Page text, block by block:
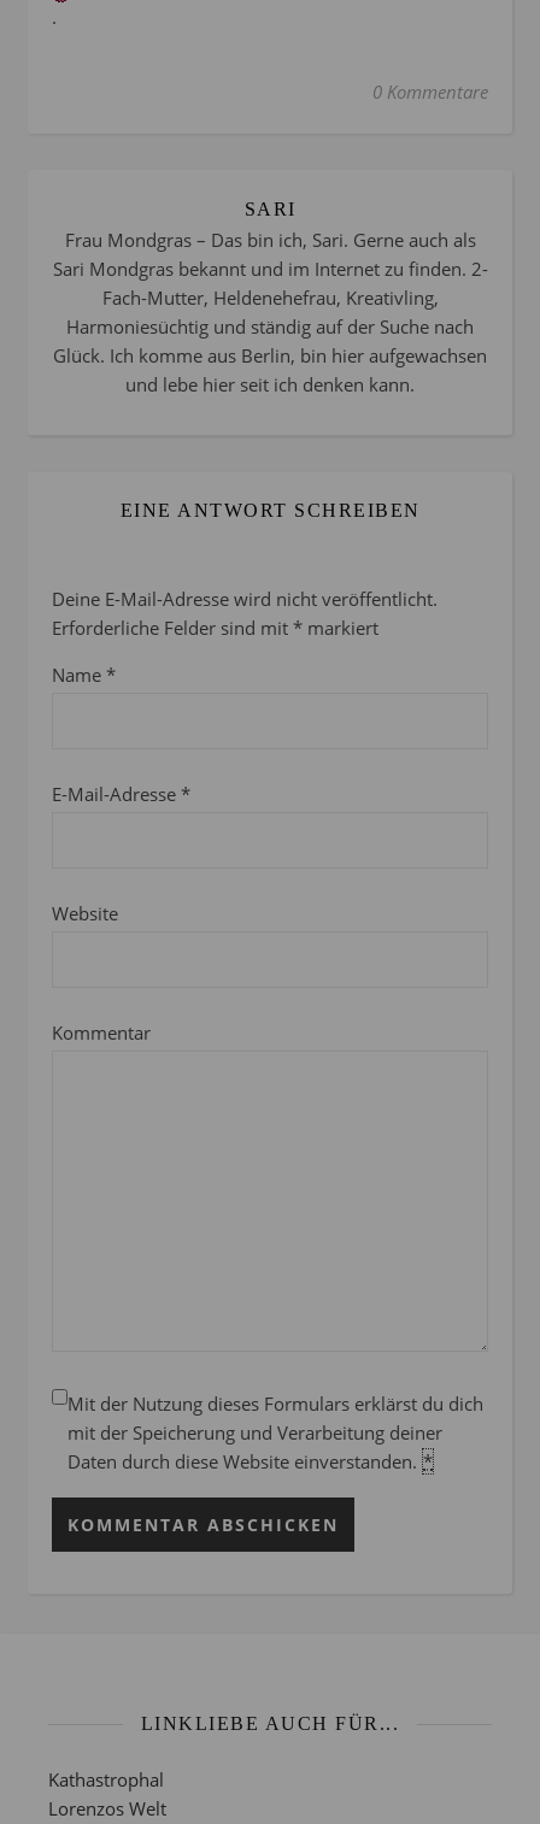
.
0 Kommentare
SARI
Frau Mondgras – Das bin ich, Sari. Gerne auch als
Sari Mondgras bekannt und im Internet zu finden. 2-
Fach-Mutter, Heldenehefrau, Kreativling,
Harmoniesüchtig und ständig auf der Suche nach
Glück. Ich komme aus Berlin, bin hier aufgewachsen
und lebe hier seit ich denken kann.
EINE ANTWORT SCHREIBEN
Deine E-Mail-Adresse wird nicht veröffentlicht.
Erforderliche Felder sind mit * markiert
Name *
E-Mail-Adresse *
Website
Kommentar
Mit der Nutzung dieses Formulars erklärst du dich
mit der Speicherung und Verarbeitung deiner
Daten durch diese Website einverstanden. *
LINKLIEBE AUCH FÜR...
Kathastrophal
Lorenzos Welt